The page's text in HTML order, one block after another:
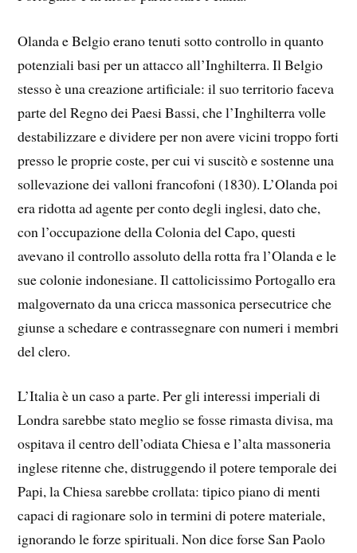
Olanda e Belgio erano tenuti sotto controllo in quanto
potenziali basi per un attacco all’Inghilterra. Il Belgio
stesso è una creazione artificiale: il suo territorio faceva
parte del Regno dei Paesi Bassi, che l’Inghilterra volle
destabilizzare e dividere per non avere vicini troppo forti
presso le proprie coste, per cui vi suscitò e sostenne una
sollevazione dei valloni francofoni (1830). L’Olanda poi
era ridotta ad agente per conto degli inglesi, dato che,
con l’occupazione della Colonia del Capo, questi
avevano il controllo assoluto della rotta fra l’Olanda e le
sue colonie indonesiane. Il cattolicissimo Portogallo era
malgovernato da una cricca massonica persecutrice che
giunse a schedare e contrassegnare con numeri i membri
del clero.
L’Italia è un caso a parte. Per gli interessi imperiali di
Londra sarebbe stato meglio se fosse rimasta divisa, ma
ospitava il centro dell’odiata Chiesa e l’alta massoneria
inglese ritenne che, distruggendo il potere temporale dei
Papi, la Chiesa sarebbe crollata: tipico piano di menti
capaci di ragionare solo in termini di potere materiale,
ignorando le forze spirituali. Non dice forse San Paolo